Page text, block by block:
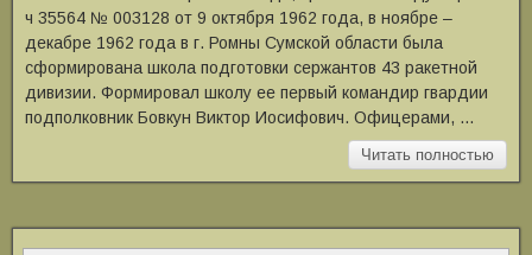
ч 35564 № 003128 от 9 октября 1962 года, в ноябре –
декабре 1962 года в г. Ромны Сумской области была
сформирована школа подготовки сержантов 43 ракетной
дивизии. Формировал школу ее первый командир гвардии
подполковник Бовкун Виктор Иосифович. Офицерами, …
Читать полностью